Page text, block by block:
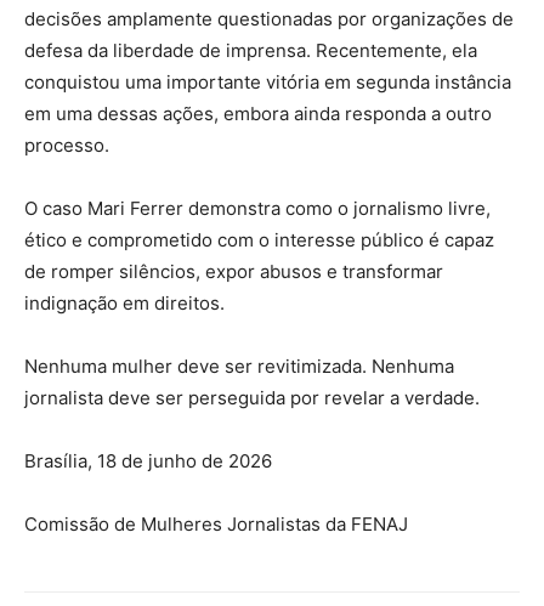
decisões amplamente questionadas por organizações de
defesa da liberdade de imprensa. Recentemente, ela
conquistou uma importante vitória em segunda instância
em uma dessas ações, embora ainda responda a outro
processo.
O caso Mari Ferrer demonstra como o jornalismo livre,
ético e comprometido com o interesse público é capaz
de romper silêncios, expor abusos e transformar
indignação em direitos.
Nenhuma mulher deve ser revitimizada. Nenhuma
jornalista deve ser perseguida por revelar a verdade.
Brasília, 18 de junho de 2026
Comissão de Mulheres Jornalistas da FENAJ